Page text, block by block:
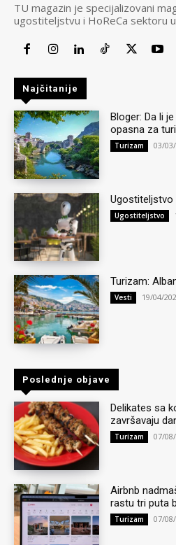
TU magazin je specijalizovani
ugostiteljstvu i HoReCa sektoru
Najčitanije
Bloger: Da li
opasna za
Turizam 03/
Ugostiteljstvo
Ugostiteljstvo
Turizam:
Vesti 19/04/
Poslednje objave
Delikates sa
završavaju
Turizam 07/
Airbnb
rastu tri puta
Turizam 07/